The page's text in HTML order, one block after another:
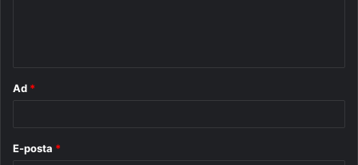
Ad *
E-posta *